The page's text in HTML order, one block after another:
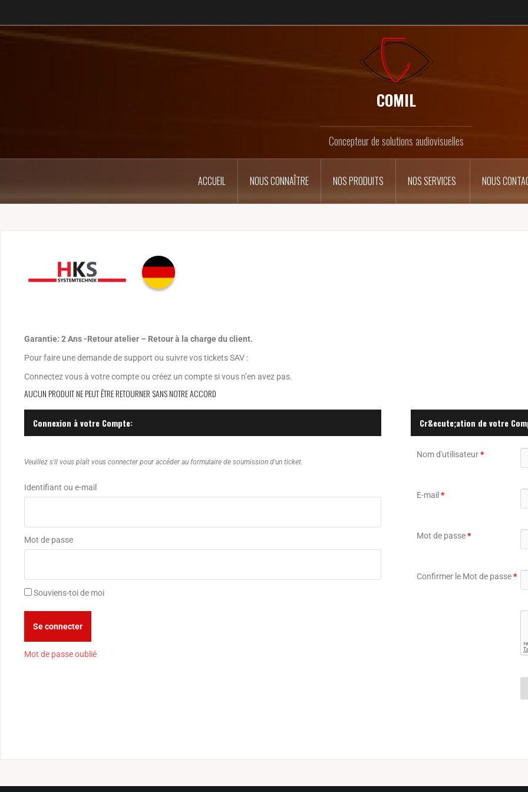
COMIL
Concepteur de solutions audiovisuelles
ACCUEIL NOUS CONNAÎTRE NOS PRODUITS NOS SERVICES NOUS
Garantie: 2 Ans -Retour atelier – Retour à la charge du client.
Pour faire une demande de support ou suivre vos tickets SAV :
Connectez vous à votre compte ou créez un compte si vous n’en avez pas.
AUCUN PRODUIT NE PEUT ÊTRE RETOURNER SANS NOTRE ACCORD
Connexion à votre Compte:
Veuillez s'il vous plaît vous connecter pour accéder au formulaire de soumission d'un ticket.
Identifiant ou e-mail
Mot de passe
Souviens-toi de moi
Mot de passe oublié
Cr&ecute;ation de votre
Nom d'utilisateur*
E-mail*
Mot de passe*
Confirmer le Mot de passe*